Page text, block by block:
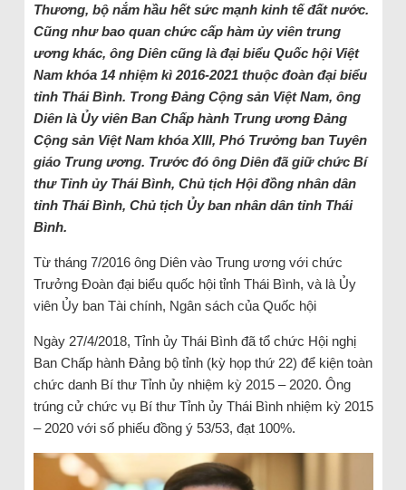
Thương, bộ nắm hầu hết sức mạnh kinh tế đất nước.
Cũng như bao quan chức cấp hàm ủy viên trung
ương khác, ông Diên cũng là đại biểu Quốc hội Việt
Nam khóa 14 nhiệm kì 2016-2021 thuộc đoàn đại biểu
tỉnh Thái Bình. Trong Đảng Cộng sản Việt Nam, ông
Diên là Ủy viên Ban Chấp hành Trung ương Đảng
Cộng sản Việt Nam khóa XIII, Phó Trưởng ban Tuyên
giáo Trung ương. Trước đó ông Diên đã giữ chức Bí
thư Tỉnh ủy Thái Bình, Chủ tịch Hội đồng nhân dân
tỉnh Thái Bình, Chủ tịch Ủy ban nhân dân tỉnh Thái
Bình.
Từ tháng 7/2016 ông Diên vào Trung ương với chức
Trưởng Đoàn đại biểu quốc hội tỉnh Thái Bình, và là Ủy
viên Ủy ban Tài chính, Ngân sách của Quốc hội
Ngày 27/4/2018, Tỉnh ủy Thái Bình đã tổ chức Hội nghị
Ban Chấp hành Đảng bộ tỉnh (kỳ họp thứ 22) để kiện toàn
chức danh Bí thư Tỉnh ủy nhiệm kỳ 2015 – 2020. Ông
trúng cử chức vụ Bí thư Tỉnh ủy Thái Bình nhiệm kỳ 2015
– 2020 với số phiếu đồng ý 53/53, đạt 100%.